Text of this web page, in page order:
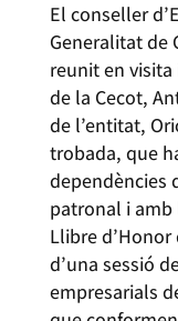
El conseller
Generalitat de
reunit en
de la Cecot,
de l’entitat,
trobada, que
dependències
patronal i amb
Llibre
d’una sessió
empresarials